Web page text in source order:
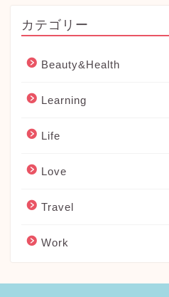
カテゴリー
Beauty&Health
Learning
Life
Love
Travel
Work